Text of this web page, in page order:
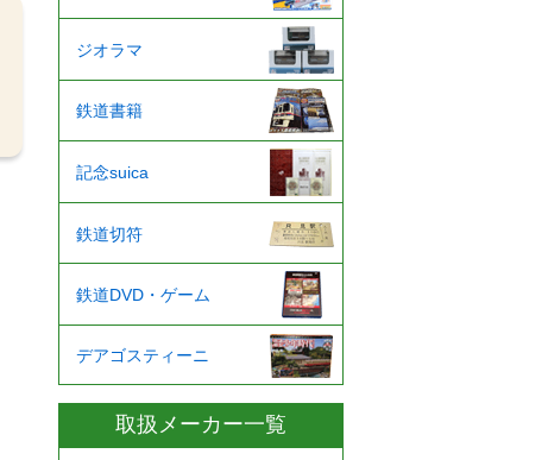
ジオラマ
鉄道書籍
記念suica
鉄道切符
鉄道DVD・ゲーム
デアゴスティーニ
取扱メーカー一覧